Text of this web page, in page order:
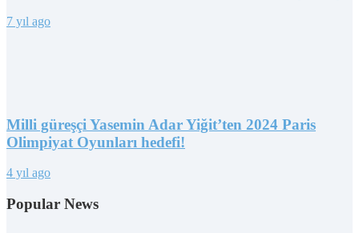
7 yıl ago
Milli güreşçi Yasemin Adar Yiğit’ten 2024 Paris
Olimpiyat Oyunları hedefi!
4 yıl ago
Popular News